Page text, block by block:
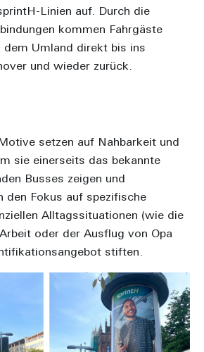
Linien auf. Durch die
kommen Fahrgäste
dem Umland direkt bis ins
und wieder zurück.
setzen auf Nahbarkeit und
sie einerseits das bekannte
Busses zeigen und
den Fokus auf spezifische
Alltagssituationen (wie die
oder der Ausflug von Opa
stiften.